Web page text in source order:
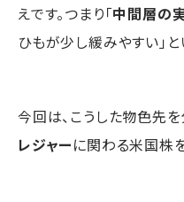
えです。つまり「中間層の
ひもが少し緩みやすい」
今回は、こうした物色先を
レジャーに関わる米国株